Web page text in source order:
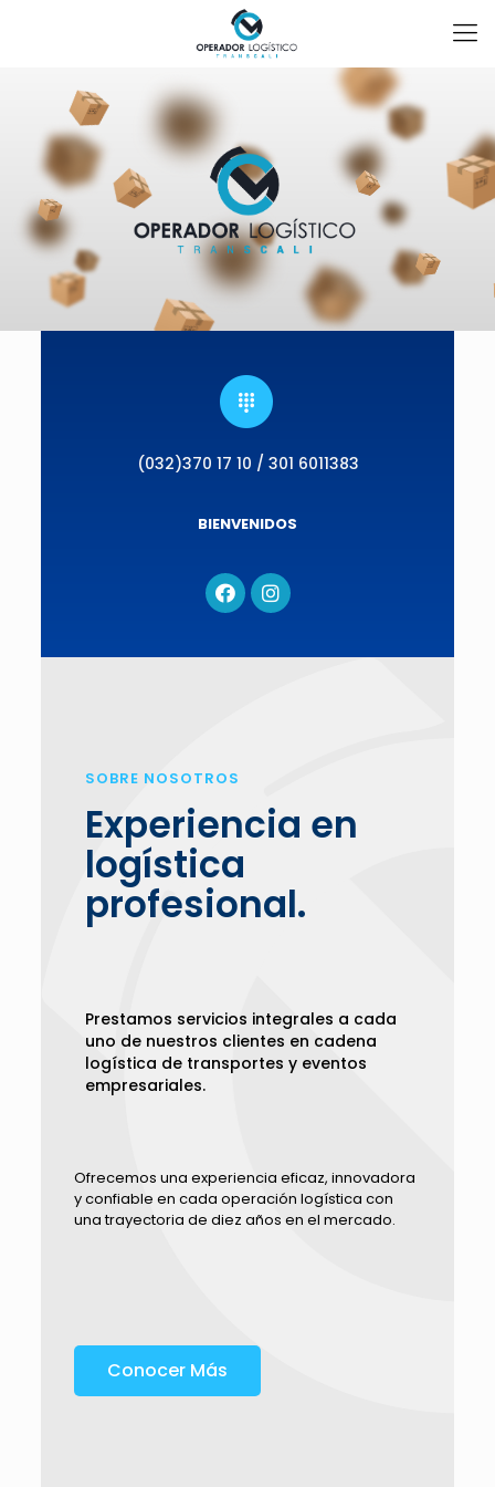
(032)370 17 10 / 301 6011383
BIENVENIDOS
SOBRE NOSOTROS
Experiencia en
logística
profesional.
Prestamos servicios integrales a cada
uno de nuestros clientes en cadena
logística de transportes y eventos
empresariales.
Ofrecemos una experiencia eficaz, innovadora
y confiable en cada operación logística con
una trayectoria de diez años en el mercado.
Conocer Más